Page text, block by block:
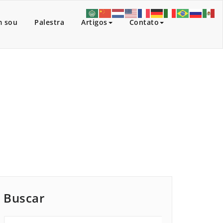
sou Palestra Artigos Contato
Buscar